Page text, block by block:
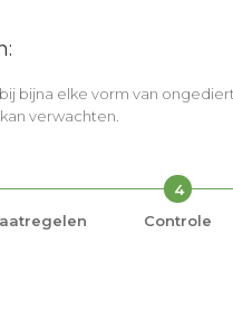
bijna elke vorm van
verwachten.
4
Controle